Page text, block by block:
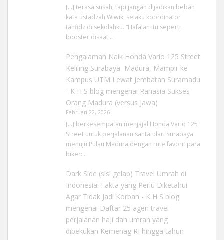
[…] terasa susah, tapi jangan dijadikan beban
kata ustadzah Wiwik, selaku koordinator
tahfidz di sekolahku. “Hafalan itu seperti
booster disaat…
Pengalaman Naik Honda Vario 125 Street
Keliling Surabaya–Madura, Mampir ke
Kampus UTM Lewat Jembatan Suramadu
- K H S blogmengenai Rahasia Sukses
Orang Madura (versus Jawa)
Februari 22, 2026
[…] berkesempatan menjajal Honda Vario 125
Street untuk perjalanan santai dari Surabaya
menuju Pulau Madura dengan rute favorit para
biker:…
Dark Side (sisi gelap) Travel Umrah di
Indonesia: Fakta yang Perlu Diketahui
Agar Tidak Jadi Korban - K H S blog
mengenai Daftar 25 agen travel
perjalanan haji dan umrah yang
dibekukan Kemenag RI hingga tahun